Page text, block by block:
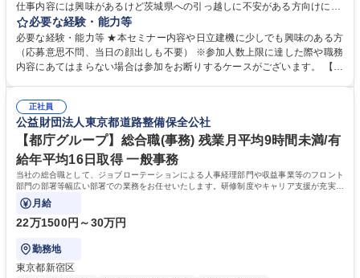
仕事内容には興味があるけど茨城県への引っ越しに不安がある方向けに、
地域情報を中心としたWEBセミナーを実施します。地域情報、福利厚生情
報等をお伝えします。 【セミナー内容】■地域説明、周辺施設情報を中心
にお伝えし、住宅相場や実際に社員がどの地域に住んでどのような生活を
しているのかについてもお伝えします。日立建機には借上げ部屋制度、住
参加時のお顔出しも不要です。ぜひ、お気軽にエントリーください。 募集
職種 【9/2(水)19:00開催】応募意思不問WEBセミナー/総合職★8/26応募
〆
必要な経験・能力等
必要な経験・能力等 ★本セミナー内容や日立建機に少しでも興味のある方
（応募意思不問、当日の顔出しも不要） ※参加人数上限に達した際や職務
内容にあてはまらない場合は参加をお断りするケースがございます。 【主
格：正社員
公益財団法人東京都道路整備保全公社
【都庁グループ】総合職(事務) 残業月平均9時間未満/有
給年平均16日取得 一般事務
当社の総合職として、ジョブローテーションによる人事経理部門や収益事業等のフロント
部門の部署等幅広い部署での業務をお任せいたします。研修制度やキャリア支援が充実し
ております！ ※下記業務詳細
月給
22万1500円～30万円
勤務地
東京都新宿区